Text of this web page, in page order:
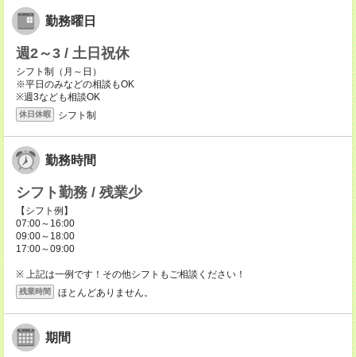
勤務曜日
週2～3 / 土日祝休
シフト制（月～日）
※平日のみなどの相談もOK
※週3なども相談OK
休日休暇 シフト制
勤務時間
シフト勤務 / 残業少
【シフト例】
07:00～16:00
09:00～18:00
17:00～09:00
※ 上記は一例です！その他シフトもご相談ください！
残業時間 ほとんどありません。
期間